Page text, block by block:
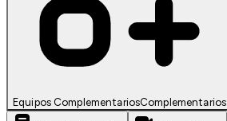
Equipos ComplementariosComplementarios